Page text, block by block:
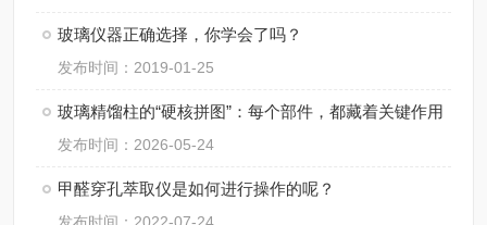
玻璃仪器正确选择，你学会了吗？
发布时间：2019-01-25
玻璃精馏柱的“硬核拼图”：每个部件，都藏着关键作用
发布时间：2026-05-24
甲醛穿孔萃取仪是如何进行操作的呢？